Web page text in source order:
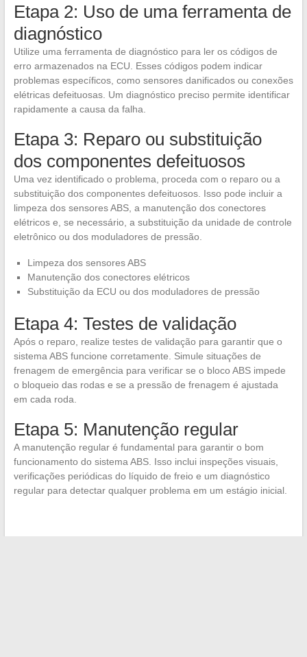
Etapa 2: Uso de uma ferramenta de
diagnóstico
Utilize uma ferramenta de diagnóstico para ler os códigos de
erro armazenados na ECU. Esses códigos podem indicar
problemas específicos, como sensores danificados ou conexões
elétricas defeituosas. Um diagnóstico preciso permite identificar
rapidamente a causa da falha.
Etapa 3: Reparo ou substituição
dos componentes defeituosos
Uma vez identificado o problema, proceda com o reparo ou a
substituição dos componentes defeituosos. Isso pode incluir a
limpeza dos sensores ABS, a manutenção dos conectores
elétricos e, se necessário, a substituição da unidade de controle
eletrônico ou dos moduladores de pressão.
Limpeza dos sensores ABS
Manutenção dos conectores elétricos
Substituição da ECU ou dos moduladores de pressão
Etapa 4: Testes de validação
Após o reparo, realize testes de validação para garantir que o
sistema ABS funcione corretamente. Simule situações de
frenagem de emergência para verificar se o bloco ABS impede
o bloqueio das rodas e se a pressão de frenagem é ajustada
em cada roda.
Etapa 5: Manutenção regular
A manutenção regular é fundamental para garantir o bom
funcionamento do sistema ABS. Isso inclui inspeções visuais,
verificações periódicas do líquido de freio e um diagnóstico
regular para detectar qualquer problema em um estágio inicial.